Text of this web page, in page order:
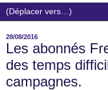
28/08/2016
Les abonnés
des temps
campagnes.